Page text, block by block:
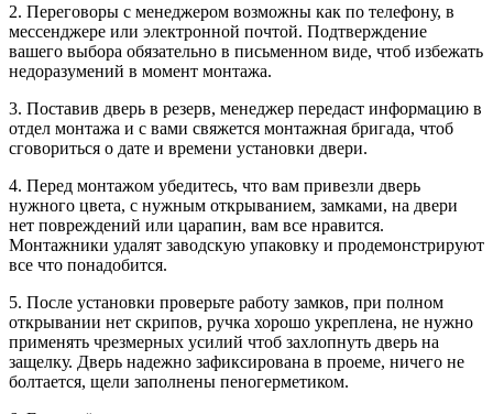
2. Переговоры с менеджером возможны как по телефону, в
мессенджере или электронной почтой. Подтверждение
вашего выбора обязательно в письменном виде, чтоб избежать
недоразумений в момент монтажа.
3. Поставив дверь в резерв, менеджер передаст информацию в
отдел монтажа и с вами свяжется монтажная бригада, чтоб
сговориться о дате и времени установки двери.
4. Перед монтажом убедитесь, что вам привезли дверь
нужного цвета, с нужным открыванием, замками, на двери
нет повреждений или царапин, вам все нравится.
Монтажники удалят заводскую упаковку и продемонстрируют
все что понадобится.
5. После установки проверьте работу замков, при полном
открывании нет скрипов, ручка хорошо укреплена, не нужно
применять чрезмерных усилий чтоб захлопнуть дверь на
защелку. Дверь надежно зафиксирована в проеме, ничего не
болтается, щели заполнены пеногерметиком.